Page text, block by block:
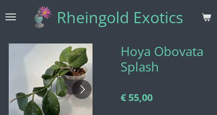
direct
de
Rheingold Exotics
Hoya Obovata
Splash
€ 55,00